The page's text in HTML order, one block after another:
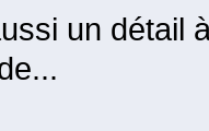
un détail